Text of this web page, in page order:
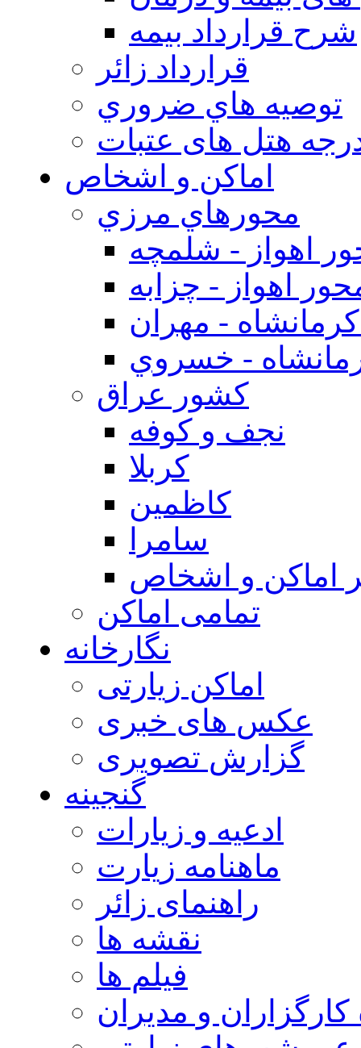
شرح قرارداد بیمه
قرارداد زائر
توصيه هاي ضروري
هتل های عتبات
اماکن و اشخاص
محورهاي مرزي
اهواز - شلمچه
اهواز - چزابه
- مهران
- خسروي
كشور عراق
نجف و كوفه
كربلا
كاظمين
سامرا
اماكن و اشخاص
تمامی اماکن
نگارخانه
اماکن زیارتی
عکس های خبری
گزارش تصویری
گنجینه
ادعیه و زیارات
ماهنامه زیارت
راهنمای زائر
نقشه ها
فیلم ها
كارگزاران و مديران